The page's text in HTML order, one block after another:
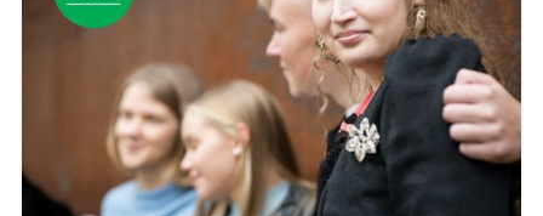
huomenna 5.8.2026.